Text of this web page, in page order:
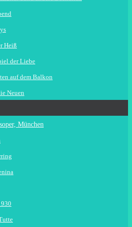
Heiß
der Liebe
auf dem Balkon
Neuen
München